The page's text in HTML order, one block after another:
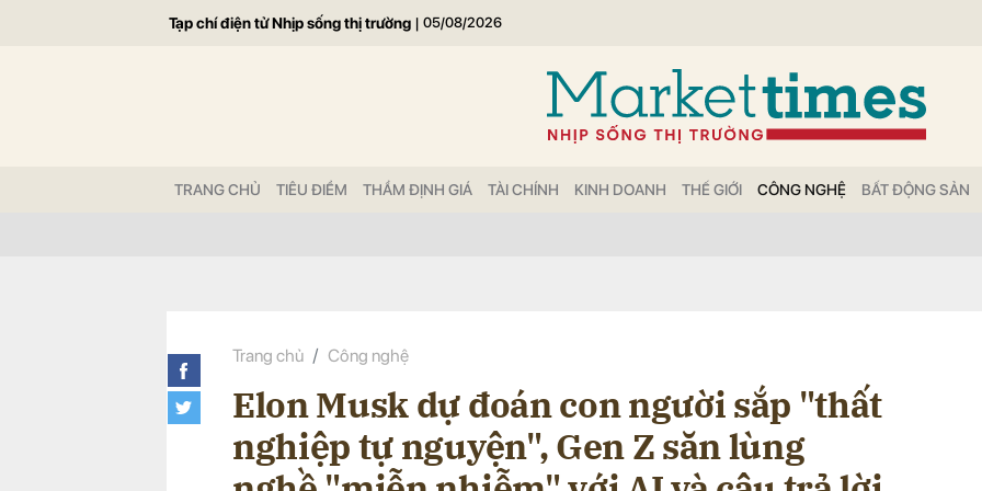
Tạp chí điện tử Nhịp sống thị trường | 05/08/2026
TRANG CHỦ TIÊU ĐIỂM THẨM ĐỊNH GIÁ TÀI CHÍNH KINH DOANH THẾ GIỚI CÔNG NGHỆ BẤT ĐỘNG SẢN
Trang chủ Công nghệ
Elon Musk dự đoán con người sắp "thất
nghiệp tự nguyện", Gen Z săn lùng
Gửi bình luận